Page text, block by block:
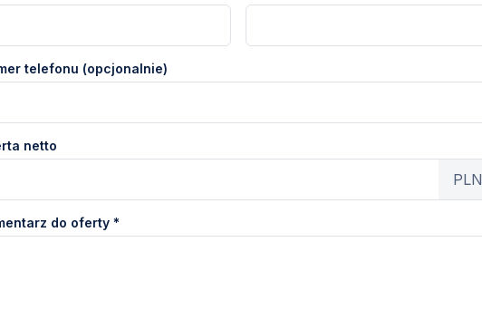
telefonu (opcjonalnie)
netto
PLN
do oferty *